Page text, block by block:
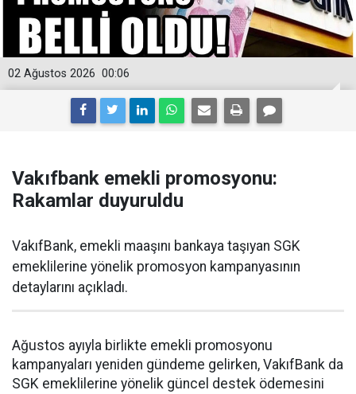
00:06
02 Ağustos 2026
Vakıfbank emekli promosyonu:
Rakamlar duyuruldu
VakıfBank, emekli maaşını bankaya taşıyan SGK
emeklilerine yönelik promosyon kampanyasının
detaylarını açıkladı.
Ağustos ayıyla birlikte emekli promosyonu
kampanyaları yeniden gündeme gelirken, VakıfBank da
SGK emeklilerine yönelik güncel destek ödemesini